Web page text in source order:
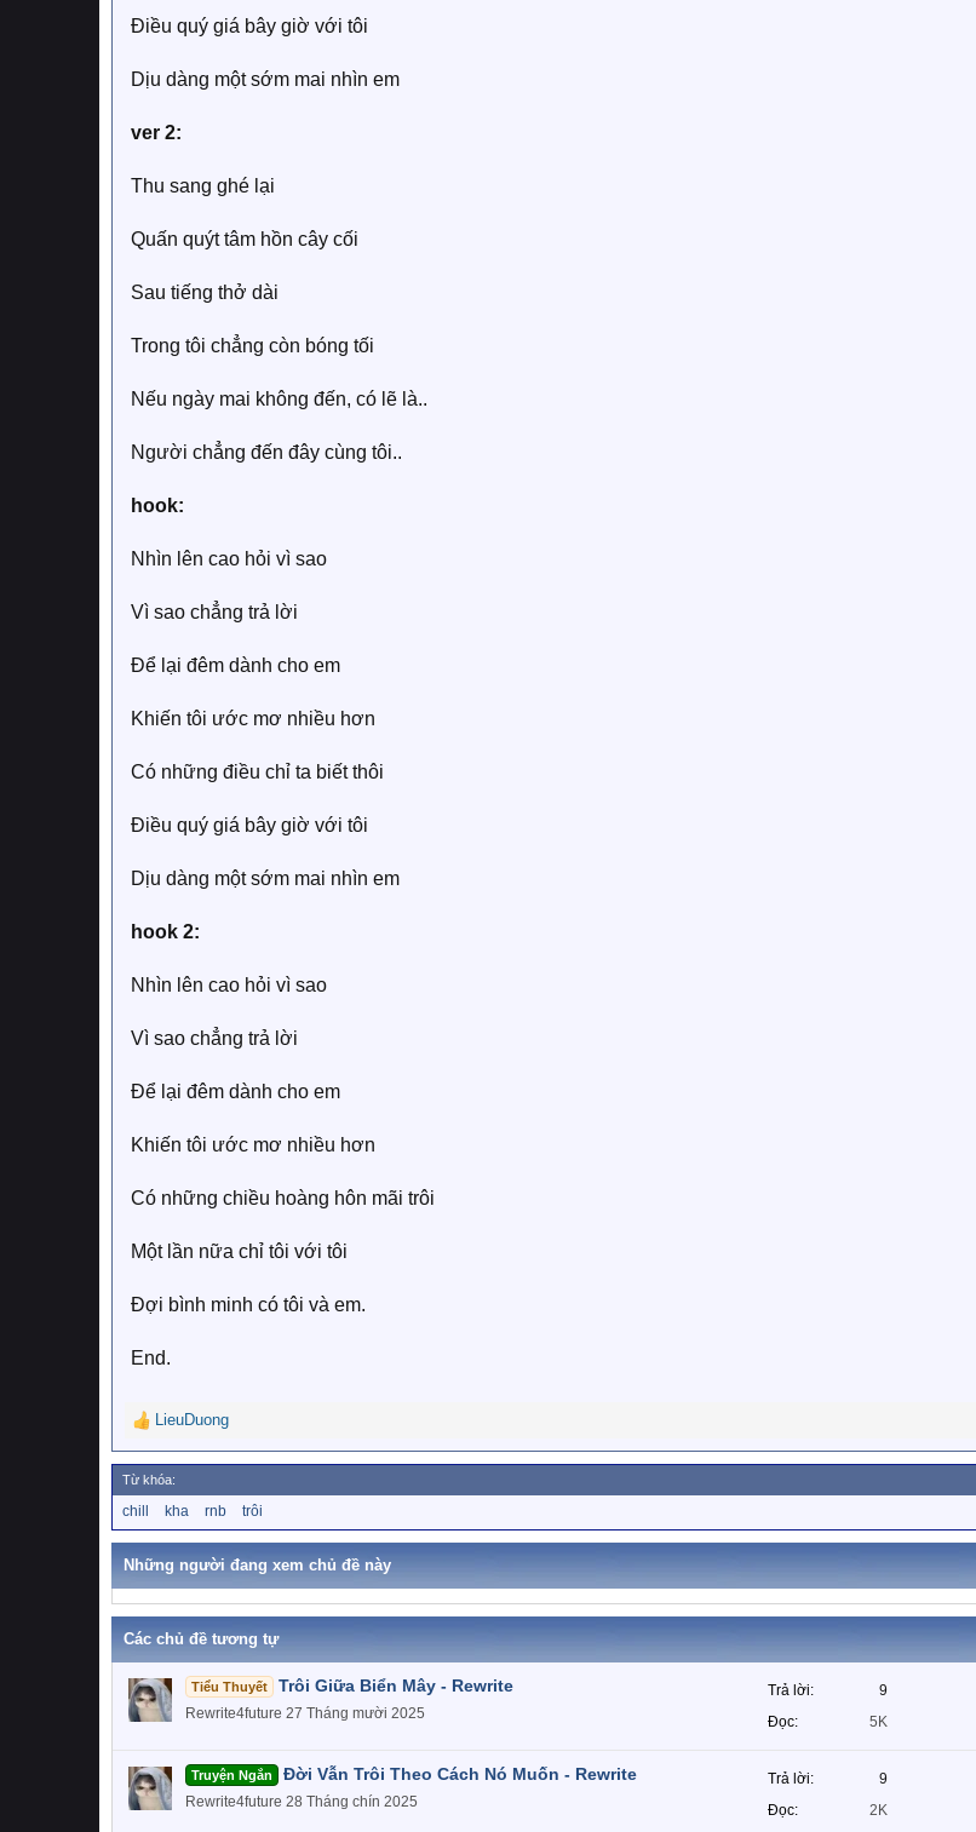
Điều quý giá bây giờ với tôi
Dịu dàng một sớm mai nhìn em
ver 2:
Thu sang ghé lại
Quấn quýt tâm hồn cây cối
Sau tiếng thở dài
Trong tôi chẳng còn bóng tối
Nếu ngày mai không đến, có lẽ là..
Người chẳng đến đây cùng tôi..
hook:
Nhìn lên cao hỏi vì sao
Vì sao chẳng trả lời
Để lại đêm dành cho em
Khiến tôi ước mơ nhiều hơn
Có những điều chỉ ta biết thôi
Điều quý giá bây giờ với tôi
Dịu dàng một sớm mai nhìn em
hook 2:
Nhìn lên cao hỏi vì sao
Vì sao chẳng trả lời
Để lại đêm dành cho em
Khiến tôi ước mơ nhiều hơn
Có những chiều hoàng hôn mãi trôi
Một lần nữa chỉ tôi với tôi
Đợi bình minh có tôi và em.
End.
R
e
a
c
t
o
s
LieuDuong
Từ khóa:
ừ
k
chill kha rnb trôi
Những người đang xem chủ đề này
Các chủ đề tương tự
Tiểu Thuyết Trôi Giữa Biển Mây - Rewrite
Rewrite4future 27 Tháng mười 2025
Trả lời
9
Đọc
5K
Truyện Ngắn Đời Vẫn Trôi Theo Cách Nó Muốn - Rewrite
Rewrite4future 28 Tháng chín 2025
Trả lời
9
Đọc
2K